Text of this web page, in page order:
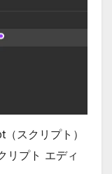
スクリプト）
リプト エディ